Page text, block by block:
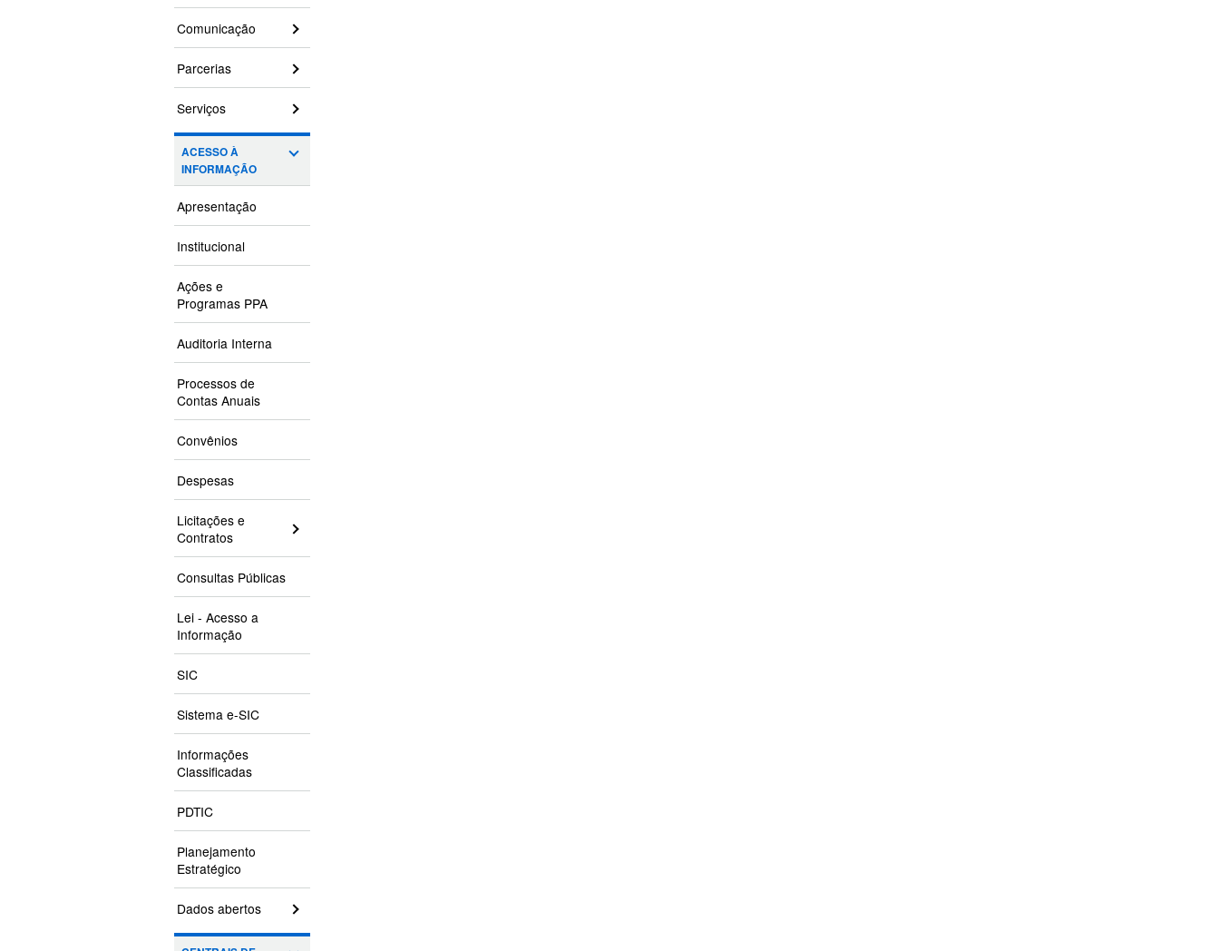
Comunicação
Parcerias
Serviços
ACESSO À
INFORMAÇÃO
Apresentação
Institucional
Ações e
Programas PPA
Auditoria Interna
Processos de
Contas Anuais
Convênios
Despesas
Licitações e
Contratos
Consultas Públicas
Lei - Acesso a
Informação
SIC
Sistema e-SIC
Informações
Classificadas
PDTIC
Planejamento
Estratégico
Dados abertos